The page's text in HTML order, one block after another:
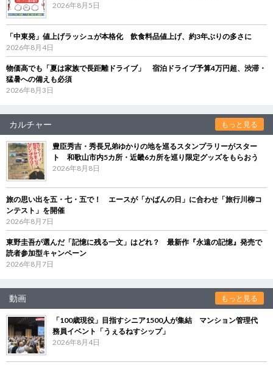
2026年8月5日
「中東発」値上げラッシュが本格化 飲食料品値上げ、約3年ぶりの多さに
2026年8月4日
物価高でも「夏は家族で長距離ドライブ」 宿泊ドライブ予算4万円超、渋滞・
猛暑への備えも必須
2026年8月3日
カルチャー もっと見る
豊臣秀吉・秀長兄弟ゆかりの地を巡るスタンプラリーがスター
ト 和歌山市内5カ所・近畿6カ所を巡り限定グッズをもらおう
2026年8月8日
旅の思い出を五・七・五で！ エースが「かばんの日」に合わせ「旅行川柳コ
ンテスト」を開催
2026年8月7日
東野圭吾が選んだ「記憶に残る一文」はどれ？ 最新作『永遠の記憶』発売で
読者参加型キャンペーン
2026年8月7日
動画 もっと見る
「100歳現役」目指すシニア1500人が集結 マンション管理代
務員イベント「うぇるねすシップ」
2026年8月4日